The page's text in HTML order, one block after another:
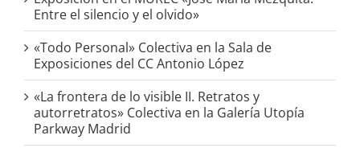
Entre el silencio y el olvido»
«Todo Personal» Colectiva en la Sala de
Exposiciones del CC Antonio López
«La frontera de lo visible II. Retratos y
autorretratos» Colectiva en la Galería Utopía
Parkway Madrid